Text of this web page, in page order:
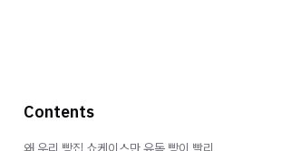
Contents